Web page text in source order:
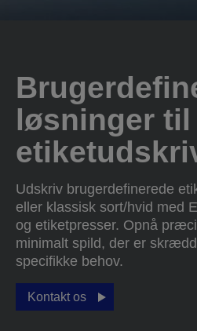
løsninger til
Udskriv brugerdefinerede
eller klassisk sort/hvid med
og etiketpresser. Opnå
minimalt spild, der er
specifikke behov.
Kontakt os